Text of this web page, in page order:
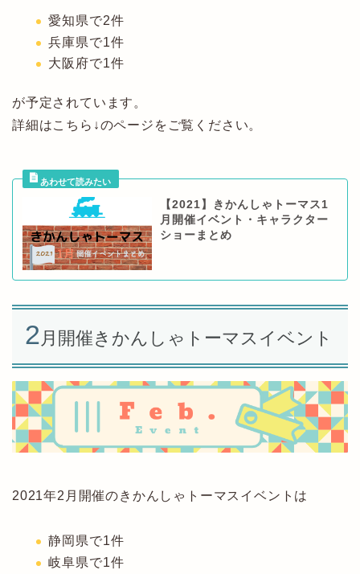
愛知県で2件
兵庫県で1件
大阪府で1件
が予定されています。
詳細はこちら↓のページをご覧ください。
【2021】きかんしゃトーマス1
月開催イベント・キャラクター
ショーまとめ
2 月開催きかんしゃトーマスイベント
2021年2月開催のきかんしゃトーマスイベントは
静岡県で1件
岐阜県で1件